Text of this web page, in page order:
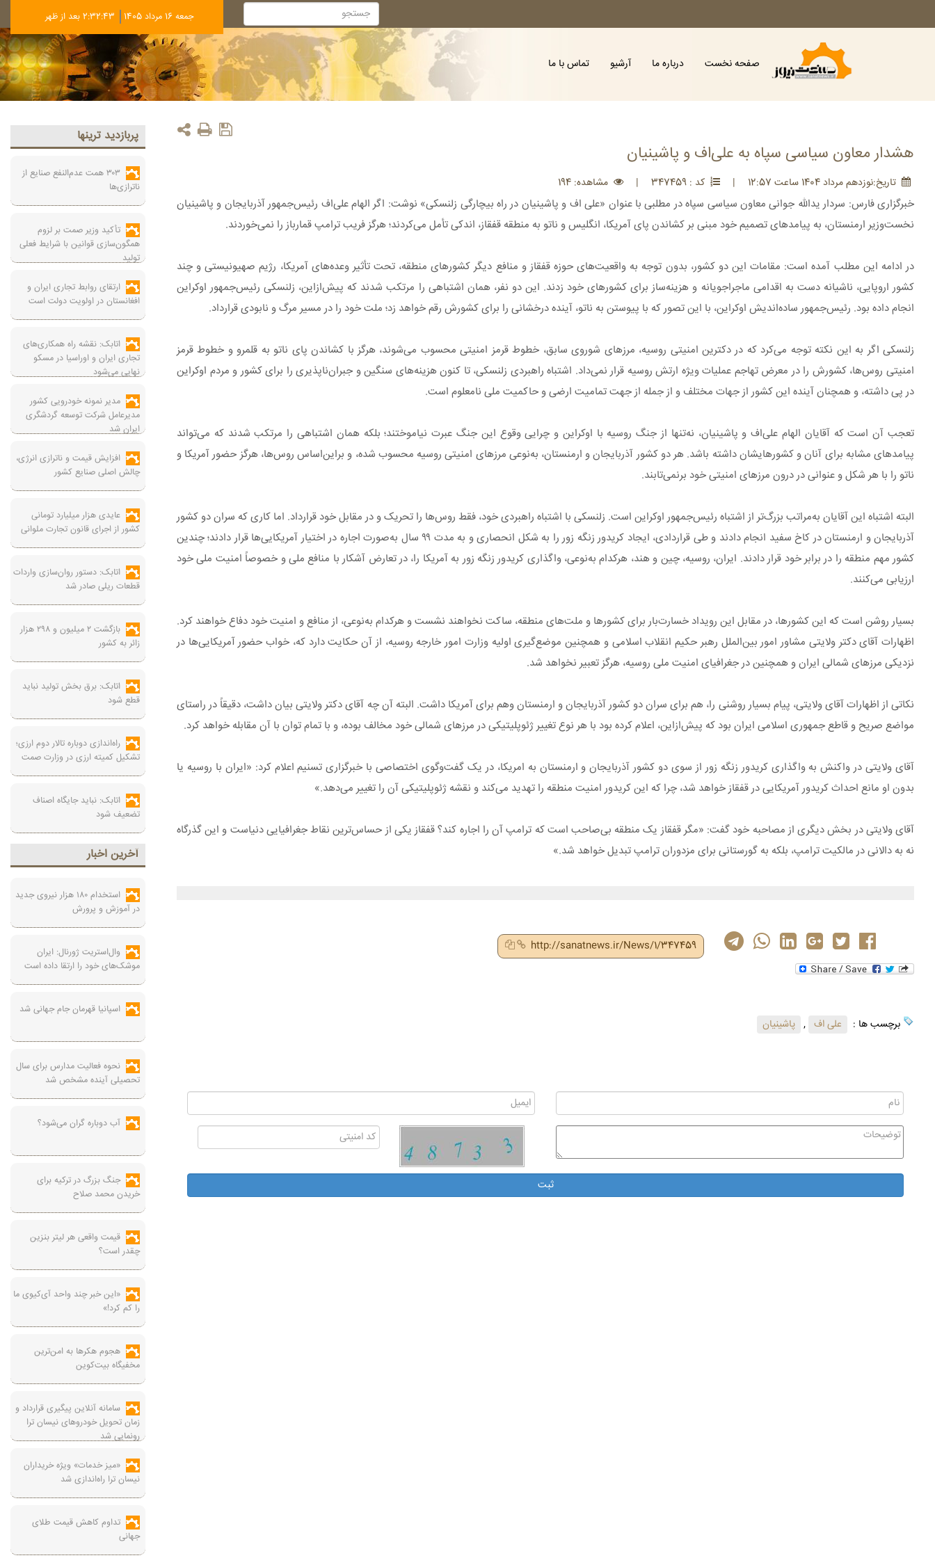
جمعه 16 مرداد 1405 2:32:44 بعد از ظهر
صفحه نخست درباره ما آرشیو تماس با ما
هشدار معاون سیاسی سپاه به علی‌اف و پاشینیان
تاريخ:نوزدهم مرداد 1404 ساعت 12:57 | کد : 347459 | مشاهده: 194
خبرگزاری فارس: سردار یدالله جوانی معاون سیاسی سپاه در مطلبی با عنوان «علی اف و پاشینیان در راه بیچارگی زلنسکی» نوشت: اگر الهام علی‌اف رئیس‌جمهور آذربایجان و پاشینیان
نخست‌وزیر ارمنستان، به پیامدهای تصمیم خود مبنی بر کشاندن پای آمریکا، انگلیس و ناتو به منطقه قفقاز، اندکی تأمل می‌کردند؛ هرگز فریب ترامپ قمارباز را نمی‌خوردند.
در ادامه این مطلب آمده است: مقامات این دو کشور، بدون توجه به واقعیت‌های حوزه قفقاز و منافع دیگر کشورهای منطقه، تحت تأثیر وعده‌های آمریکا، رژیم صهیونیستی و چند
کشور اروپایی، ناشیانه دست به اقدامی ماجراجویانه و هزینه‌ساز برای کشورهای خود زدند. این دو نفر، همان اشتباهی را مرتکب شدند که پیش‌ازاین، زلنسکی رئیس‌جمهور اوکراین
انجام داده بود. رئیس‌جمهور ساده‌اندیش اوکراین، با این تصور که با پیوستن به ناتو، آینده درخشانی را برای کشورش رقم خواهد زد؛ ملت خود را در مسیر مرگ و نابودی قرارداد.
زلنسکی اگر به این نکته توجه می‌کرد که در دکترین امنیتی روسیه، مرزهای شوروی سابق، خطوط قرمز امنیتی محسوب می‌شوند، هرگز با کشاندن پای ناتو به قلمرو و خطوط قرمز
امنیتی روس‌ها، کشورش را در معرض تهاجم عملیات ویژه ارتش روسیه قرار نمی‌داد. اشتباه راهبردی زلنسکی، تا کنون هزینه‌های سنگین و جبران‌ناپذیری را برای کشور و مردم اوکراین
در پی داشته، و همچنان آینده این کشور از جهات مختلف و از جمله از جهت تمامیت ارضی و حاکمیت ملی نامعلوم است.
تعجب آن است که آقایان الهام علی‌اف و پاشینیان، نه‌تنها از جنگ روسیه با اوکراین و چرایی وقوع این جنگ عبرت نیاموختند؛ بلکه همان اشتباهی را مرتکب شدند که می‌تواند
پیامدهای مشابه برای آنان و کشورهایشان داشته باشد. هر دو کشور آذربایجان و ارمنستان، به‌نوعی مرزهای امنیتی روسیه محسوب شده، و براین‌اساس روس‌ها، هرگز حضور آمریکا و
ناتو را با هر شکل و عنوانی در درون مرزهای امنیتی خود برنمی‌تابند.
البته اشتباه این آقایان به‌مراتب بزرگ‌تر از اشتباه رئیس‌جمهور اوکراین است. زلنسکی با اشتباه راهبردی خود، فقط روس‌ها را تحریک و در مقابل خود قرارداد. اما کاری که سران دو کشور
آذربایجان و ارمنستان در کاخ سفید انجام دادند و طی قراردادی، ایجاد کریدور زنگه زور را به شکل انحصاری و به مدت ۹۹ سال به‌صورت اجاره در اختیار آمریکایی‌ها قرار دادند؛ چندین
کشور مهم منطقه را در برابر خود قرار دادند. ایران، روسیه، چین و هند، هرکدام به‌نوعی، واگذاری کریدور زنگه زور به آمریکا را، در تعارض آشکار با منافع ملی و خصوصاً امنیت ملی خود
ارزیابی می‌کنند.
بسیار روشن است که این کشورها، در مقابل این رویداد خسارت‌بار برای کشورها و ملت‌های منطقه، ساکت نخواهند نشست و هرکدام به‌نوعی، از منافع و امنیت خود دفاع خواهند کرد.
اظهارات آقای دکتر ولایتی مشاور امور بین‌الملل رهبر حکیم انقلاب اسلامی و همچنین موضع‌گیری اولیه وزارت امور خارجه روسیه، از آن حکایت دارد که، خواب حضور آمریکایی‌ها در
نزدیکی مرزهای شمالی ایران و همچنین در جغرافیای امنیت ملی روسیه، هرگز تعبیر نخواهد شد.
نکاتی از اظهارات آقای ولایتی، پیام بسیار روشنی را، هم برای سران دو کشور آذربایجان و ارمنستان وهم برای آمریکا داشت. البته آن چه آقای دکتر ولایتی بیان داشت، دقیقاً در راستای
مواضع صریح و قاطع جمهوری اسلامی ایران بود که پیش‌ازاین، اعلام کرده بود با هر نوع تغییر ژئوپلیتیکی در مرزهای شمالی خود مخالف بوده، و با تمام توان با آن مقابله خواهد کرد.
آقای ولایتی در واکنش به واگذاری کریدور زنگه زور از سوی دو کشور آذربایجان و ارمنستان به امریکا، در یک گفت‌وگوی اختصاصی با خبرگزاری تسنیم اعلام کرد: «ایران با روسیه یا
بدون او مانع احداث کریدور آمریکایی در قفقاز خواهد شد، چرا که این کریدور امنیت منطقه را تهدید می‌کند و نقشه ژئوپلیتیکی آن را تغییر می‌دهد.»
آقای ولایتی در بخش دیگری از مصاحبه خود گفت: «مگر قفقاز یک منطقه بی‌صاحب است که ترامپ آن را اجاره کند؟ قفقاز یکی از حساس‌ترین نقاط جغرافیایی دنیاست و این گذرگاه
نه به دالانی در مالکیت ترامپ، بلکه به گورستانی برای مزدوران ترامپ تبدیل خواهد شد.»
http://sanatnews.ir/News/1/347459
برچسب ها : علی اف , پاشینیان
پربازديد ترينها
۳۰۳ همت عدم‌النفع صنایع از
ناترازی‌ها
تأکید وزیر صمت بر لزوم
همگون‌سازی قوانین با شرایط فعلی
تولید
ارتقای روابط تجاری ایران و
افغانستان در اولویت دولت است
اتابک: نقشه راه همکاری‌های
تجاری ایران و اوراسیا در مسکو
نهایی می‌شود
مدیر نمونه خودرویی کشور
مدیرعامل شرکت توسعه گردشگری
ایران شد
افزایش قیمت و ناترازی انرژی،
چالش اصلی صنایع کشور
عایدی هزار میلیارد تومانی
کشور از اجرای قانون تجارت ملوانی
اتابک: دستور روان‌سازی واردات
قطعات ریلی صادر شد
بازگشت ۲ میلیون و ۲۹۸ هزار
زائر به کشور
اتابک: برق بخش تولید نباید
قطع شود
راه‌اندازی دوباره تالار دوم ارزی؛
تشکیل کمیته ارزی در وزارت صمت
اتابک: نباید جایگاه اصناف
تضعیف شود
آخرين اخبار
استخدام ۱۸۰ هزار نیروی جدید
در آموزش‌ و پرورش
وال‌استریت ژورنال: ایران
موشک‌های خود را ارتقا داده است
اسپانیا قهرمان جام جهانی شد
نحوه فعالیت مدارس برای سال
تحصیلی آینده مشخص شد
آب دوباره گران می‌شود؟
جنگ بزرگ در ترکیه برای
خریدن محمد صلاح
قیمت واقعی هر لیتر بنزین
چقدر است؟
«این خبر چند واحد آی‌کیوی ما
را کم کرد!»
هجوم هکرها به امن‌ترین
مخفیگاه بیت‌کوین
سامانه آنلاین پیگیری قرارداد‌ و
زمان تحویل خودرو‌های نیسان ترا
رونمایی شد
«میز خدمات» ویژه خریداران
نیسان ترا راه‌اندازی شد
تداوم کاهش قیمت طلای
جهانی